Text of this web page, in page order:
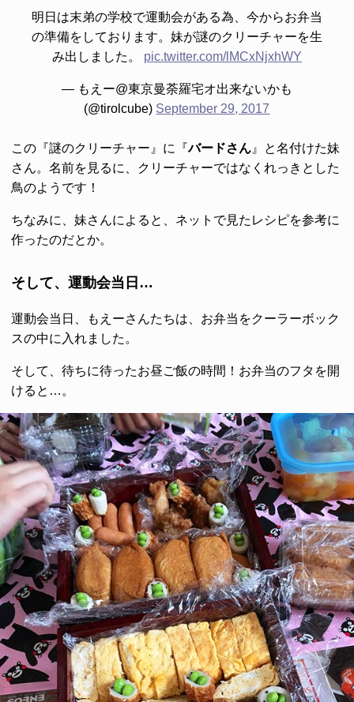
明日は末弟の学校で運動会がある為、今からお弁当
の準備をしております。妹が謎のクリーチャーを生
み出しました。 pic.twitter.com/lMCxNjxhWY
— もえー@東京曼荼羅宅オ出来ないかも
(@tirolcube) September 29, 2017
この『謎のクリーチャー』に『バードさん 』と名付けた妹
さん。名前を見るに、クリーチャーではなくれっきとした
鳥のようです！
ちなみに、妹さんによると、ネットで見たレシピを参考に
作ったのだとか。
そして、運動会当日…
運動会当日、もえーさんたちは、お弁当をクーラーボック
スの中に入れました。
そして、待ちに待ったお昼ご飯の時間！お弁当のフタを開
けると…。